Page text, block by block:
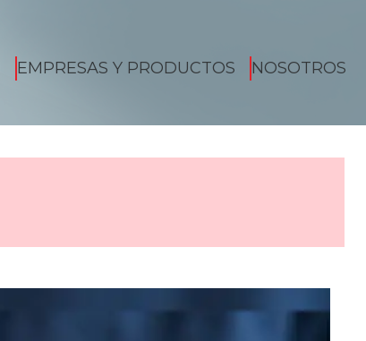
EMPRESAS Y PRODUCTOS NOSOTROS